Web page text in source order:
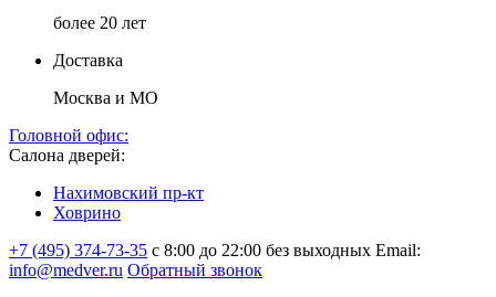
более 20 лет
Доставка
Москва и МО
Головной офис:
Салона дверей:
Нахимовский пр-кт
Ховрино
+7 (495) 374-73-35 с 8:00 до 22:00 без выходных Email:
info@medver.ru Обратный звонок